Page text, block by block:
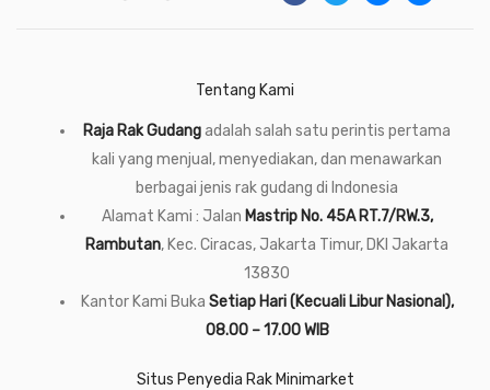
Tentang Kami
Raja Rak Gudangadalah salah satu perintis pertama
kali yang menjual, menyediakan, dan menawarkan
berbagai jenis rak gudang di Indonesia
Alamat Kami : Jalan Mastrip No. 45A RT.7/RW.3,
Rambutan, Kec. Ciracas, Jakarta Timur, DKI Jakarta
13830
Kantor Kami Buka Setiap Hari (Kecuali Libur Nasional),
08.00 – 17.00 WIB
Situs Penyedia Rak Minimarket